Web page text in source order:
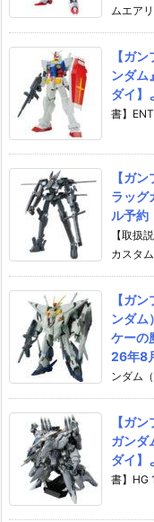
ムエア
【ガ
ンダム
ダイ】
書】
【ガ
ラッグ
ル予約
【取扱
カスタ
【ガ
ンダム
ケーの
26年8
ンダム
【ガ
ガンダ
ダイ】
書】HG